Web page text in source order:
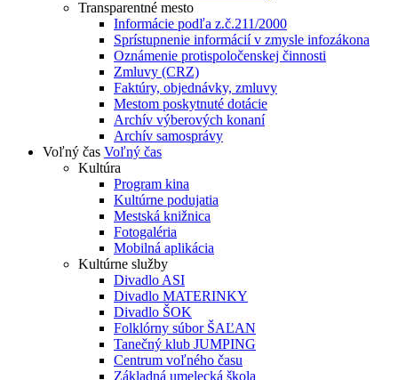
Transparentné mesto
Informácie podľa z.č.211/2000
Sprístupnenie informácií v zmysle infozákona
Oznámenie protispoločenskej činnosti
Zmluvy (CRZ)
Faktúry, objednávky, zmluvy
Mestom poskytnuté dotácie
Archív výberových konaní
Archív samosprávy
Voľný čas Voľný čas
Kultúra
Program kina
Kultúrne podujatia
Mestská knižnica
Fotogaléria
Mobilná aplikácia
Kultúrne služby
Divadlo ASI
Divadlo MATERINKY
Divadlo ŠOK
Folklórny súbor ŠAĽAN
Tanečný klub JUMPING
Centrum voľného času
Základná umelecká škola